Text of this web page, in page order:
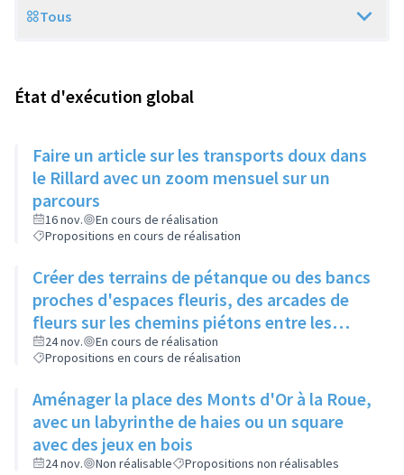
Scope
Tous
État d'exécution global
Faire un article sur les transports doux dans
le Rillard avec un zoom mensuel sur un
parcours
16 nov.
En cours de réalisation
Propositions en cours de réalisation
Créer des terrains de pétanque ou des bancs
proches d'espaces fleuris, des arcades de
fleurs sur les chemins piétons entre les
immeubles
24 nov.
En cours de réalisation
Propositions en cours de réalisation
Aménager la place des Monts d'Or à la Roue,
avec un labyrinthe de haies ou un square
avec des jeux en bois
24 nov. Non réalisable Propositions non réalisables